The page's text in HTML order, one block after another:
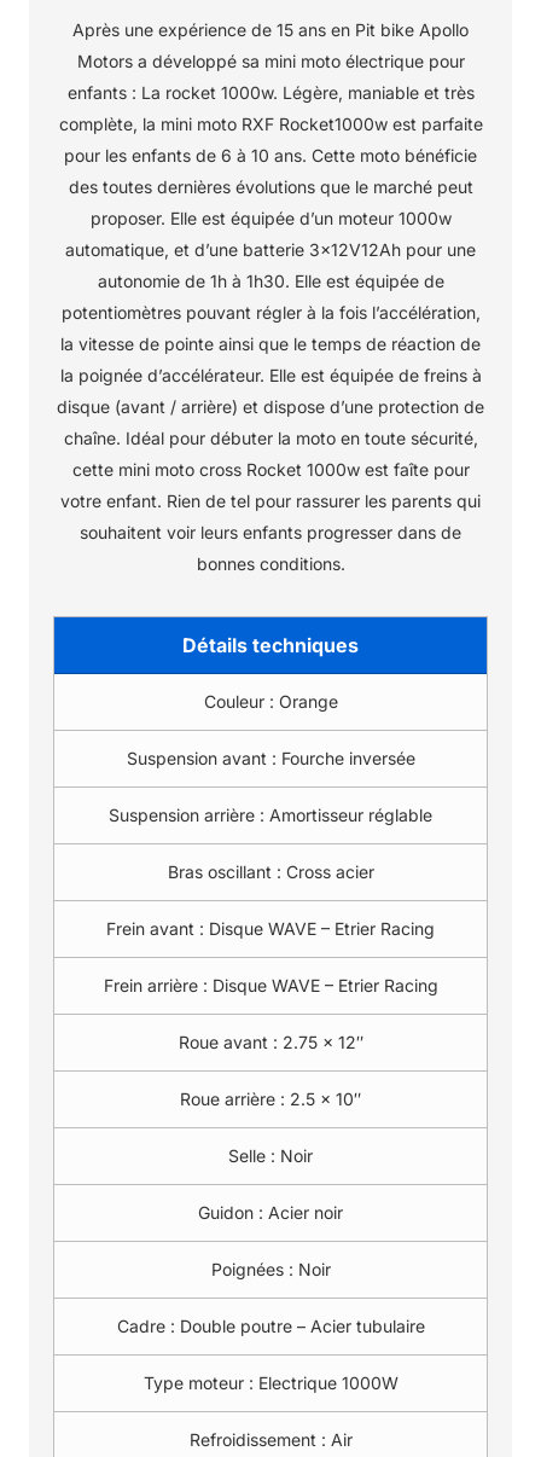
Après une expérience de 15 ans en Pit bike Apollo
Motors a développé sa mini moto électrique pour
enfants : La rocket 1000w. Légère, maniable et très
complète, la mini moto RXF Rocket1000w est parfaite
pour les enfants de 6 à 10 ans. Cette moto bénéficie
des toutes dernières évolutions que le marché peut
proposer. Elle est équipée d’un moteur 1000w
automatique, et d’une batterie 3x12V12Ah pour une
autonomie de 1h à 1h30. Elle est équipée de
potentiomètres pouvant régler à la fois l’accélération,
la vitesse de pointe ainsi que le temps de réaction de
la poignée d’accélérateur. Elle est équipée de freins à
disque (avant / arrière) et dispose d’une protection de
chaîne. Idéal pour débuter la moto en toute sécurité,
cette mini moto cross Rocket 1000w est faîte pour
votre enfant. Rien de tel pour rassurer les parents qui
souhaitent voir leurs enfants progresser dans de
bonnes conditions.
Détails techniques
Couleur : Orange
Suspension avant : Fourche inversée
Suspension arrière : Amortisseur réglable
Bras oscillant : Cross acier
Frein avant : Disque WAVE – Etrier Racing
Frein arrière : Disque WAVE – Etrier Racing
Roue avant : 2.75 x 12″
Roue arrière : 2.5 x 10″
Selle : Noir
Guidon : Acier noir
Poignées : Noir
Cadre : Double poutre – Acier tubulaire
Type moteur : Electrique 1000W
Refroidissement : Air